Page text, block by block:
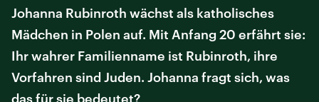
Johanna Rubinroth wächst als katholisches
Mädchen in Polen auf. Mit Anfang 20 erfährt sie:
Ihr wahrer Familienname ist Rubinroth, ihre
Vorfahren sind Juden. Johanna fragt sich, was
das für sie bedeutet?